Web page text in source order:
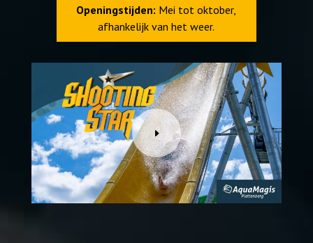
Openingstijden: Mei tot oktober,
afhankelijk van het weer.